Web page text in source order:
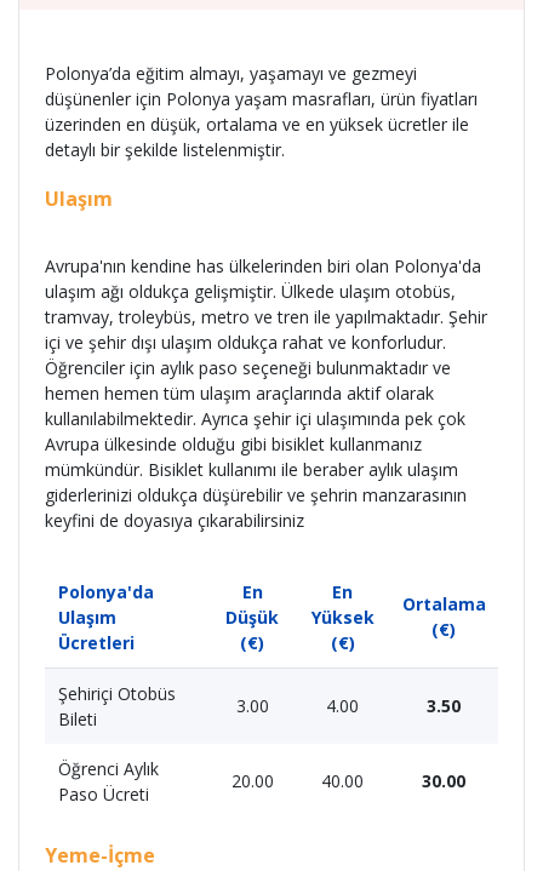
Polonya’da eğitim almayı, yaşamayı ve gezmeyi
düşünenler için Polonya yaşam masrafları, ürün fiyatları
üzerinden en düşük, ortalama ve en yüksek ücretler ile
detaylı bir şekilde listelenmiştir.
Ulaşım
Avrupa'nın kendine has ülkelerinden biri olan Polonya'da
ulaşım ağı oldukça gelişmiştir. Ülkede ulaşım otobüs,
tramvay, troleybüs, metro ve tren ile yapılmaktadır. Şehir
içi ve şehir dışı ulaşım oldukça rahat ve konforludur.
Öğrenciler için aylık paso seçeneği bulunmaktadır ve
hemen hemen tüm ulaşım araçlarında aktif olarak
kullanılabilmektedir. Ayrıca şehir içi ulaşımında pek çok
Avrupa ülkesinde olduğu gibi bisiklet kullanmanız
mümkündür. Bisiklet kullanımı ile beraber aylık ulaşım
giderlerinizi oldukça düşürebilir ve şehrin manzarasının
keyfini de doyasıya çıkarabilirsiniz
Polonya'da
Ulaşım
Ücretleri
En
Düşük
(€)
En
Yüksek
(€)
Ortalama
(€)
Şehiriçi Otobüs
Bileti
3.00 4.00 3.50
Öğrenci Aylık
Paso Ücreti
20.00 40.00 30.00
Yeme-İçme